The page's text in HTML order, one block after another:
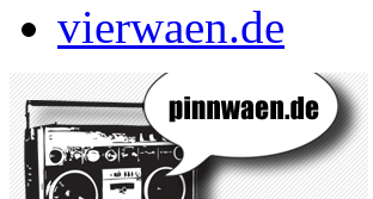
vierwaen.de